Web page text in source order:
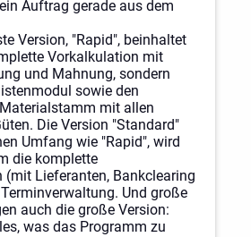
Auftrag gerade aus dem
Version, "Rapid", beinhaltet
Vorkalkulation mit
und Mahnung, sondern
sowie den
mit allen
Die Version "Standard"
Umfang wie "Rapid", wird
die komplette
Lieferanten, Bankclearing
Und große
auch die große Version:
was das Programm zu